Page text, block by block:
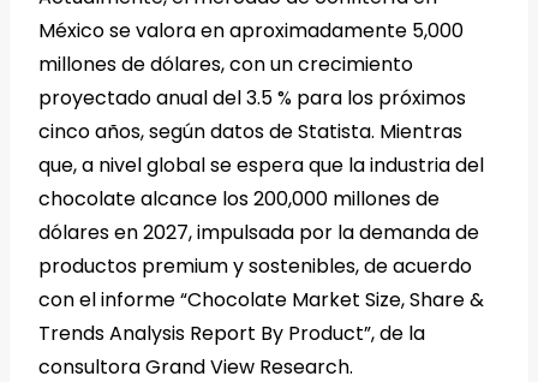
México se valora en aproximadamente 5,000
millones de dólares, con un crecimiento
proyectado anual del 3.5 % para los próximos
cinco años, según datos de Statista. Mientras
que, a nivel global se espera que la industria del
chocolate alcance los 200,000 millones de
dólares en 2027, impulsada por la demanda de
productos premium y sostenibles, de acuerdo
con el informe “Chocolate Market Size, Share &
Trends Analysis Report By Product”, de la
consultora Grand View Research.